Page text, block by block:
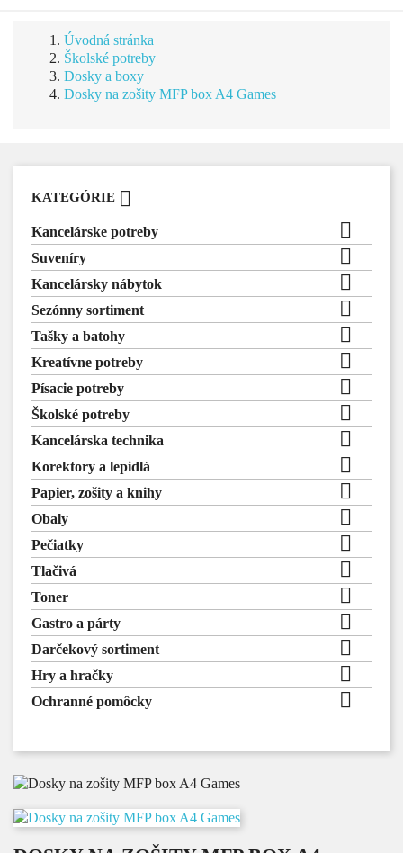
Úvodná stránka
Školské potreby
Dosky a boxy
Dosky na zošity MFP box A4 Games
KATEGÓRIE 
Kancelárske potreby 
Suveníry 
Kancelársky nábytok 
Sezónny sortiment 
Tašky a batohy 
Kreatívne potreby 
Písacie potreby 
Školské potreby 
Kancelárska technika 
Korektory a lepidlá 
Papier, zošity a knihy 
Obaly 
Pečiatky 
Tlačivá 
Toner 
Gastro a párty 
Darčekový sortiment 
Hry a hračky 
Ochranné pomôcky 